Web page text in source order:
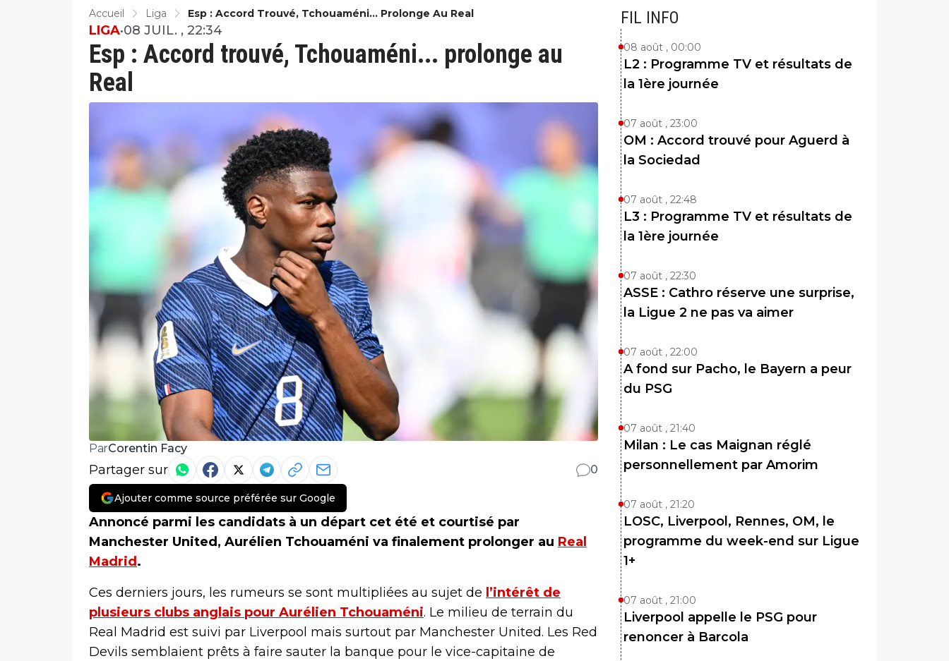
Accueil Liga Esp : Accord Trouvé, Tchouaméni... Prolonge Au Real
Esp : Accord trouvé, Tchouaméni... prolonge au
Real
LIGA•08 JUIL. , 22:34
ParCorentin Facy
Partager sur 0
Ajouter comme source préférée sur Google
Annoncé parmi les candidats à un départ cet été et courtisé par
Manchester United, Aurélien Tchouaméni va finalement prolonger au Real
Madrid .
Ces derniers jours, les rumeurs se sont multipliées au sujet de l’intérêt de
plusieurs clubs anglais pour Aurélien Tchouaméni. Le milieu de terrain du
Real Madrid est suivi par Liverpool mais surtout par Manchester United. Les Red
Devils semblaient prêts à faire sauter la banque pour le vice-capitaine de
FIL INFO
08 août , 00:00
L2 : Programme TV et résultats de
la 1ère journée
07 août , 23:00
OM : Accord trouvé pour Aguerd à
la Sociedad
07 août , 22:48
L3 : Programme TV et résultats de
la 1ère journée
07 août , 22:30
ASSE : Cathro réserve une surprise,
la Ligue 2 ne pas va aimer
07 août , 22:00
A fond sur Pacho, le Bayern a peur
du PSG
07 août , 21:40
Milan : Le cas Maignan réglé
personnellement par Amorim
07 août , 21:20
LOSC, Liverpool, Rennes, OM, le
programme du week-end sur Ligue
1+
07 août , 21:00
Liverpool appelle le PSG pour
renoncer à Barcola